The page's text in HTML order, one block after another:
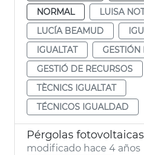
NORMAL
LUISA
LUCÍA BEAMUD
IGUALTAT
GESTIÓN
GESTIÓ DE RECURSOS
TÈCNICS IGUALTAT
TÉCNICOS IGUALDAD
Pérgolas
modificado hace 4 años